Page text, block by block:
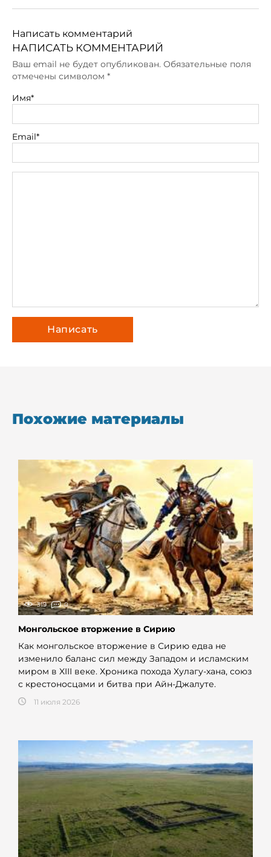
Написать комментарий
НАПИСАТЬ КОММЕНТАРИЙ
Ваш email не будет опубликован. Обязательные поля
отмечены символом *
Имя*
Email*
Похожие материалы
319 0
Монгольское вторжение в Сирию
Как монгольское вторжение в Сирию едва не
изменило баланс сил между Западом и исламским
миром в XIII веке. Хроника похода Хулагу-хана, союз
с крестоносцами и битва при Айн-Джалуте.
11 июля 2026